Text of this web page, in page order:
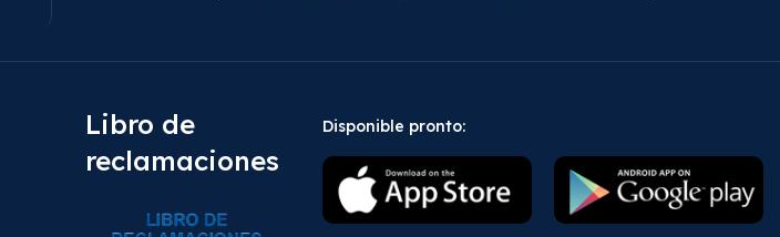
Libro de
reclamaciones
Disponible pronto: